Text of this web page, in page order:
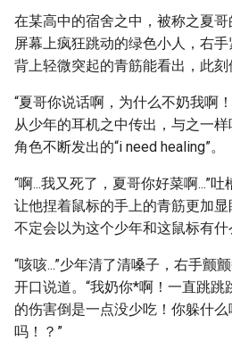
在某高中的宿舍之中，被称之夏
屏幕上疯狂跳动的绿色小人，右
背上轻微突起的青筋能看出，此刻
“夏哥你说话啊，为什么不奶我啊
从少年的耳机之中传出，与之一
角色不断发出的“i need healing”。
“啊...我又死了，夏哥你好菜啊...”
让他捏着鼠标的手上的青筋更加
不定会以为这个少年和这鼠标有什
“咳咳...”少年清了清嗓子，右手颤
开口说道。“我奶你*啊！一直跳
的伤害倒是一点没少吃！你躲什
吗！？”